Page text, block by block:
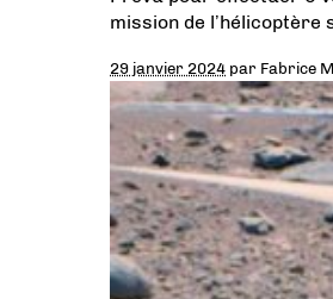
mission de l’hélicoptère
29 janvier 2024 par Fabrice